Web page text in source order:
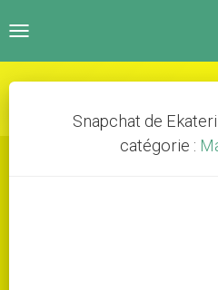
Toggle
Snapchat de
catégorie :